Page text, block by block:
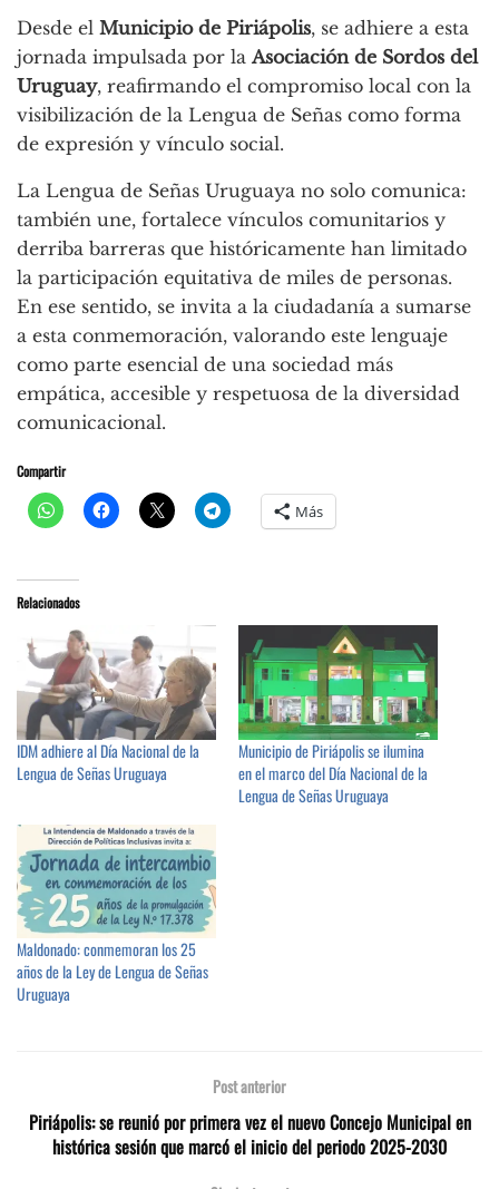
Desde el Municipio de Piriápolis, se adhiere a esta
jornada impulsada por la Asociación de Sordos del
Uruguay, reafirmando el compromiso local con la
visibilización de la Lengua de Señas como forma
de expresión y vínculo social.
La Lengua de Señas Uruguaya no solo comunica:
también une, fortalece vínculos comunitarios y
derriba barreras que históricamente han limitado
la participación equitativa de miles de personas.
En ese sentido, se invita a la ciudadanía a sumarse
a esta conmemoración, valorando este lenguaje
como parte esencial de una sociedad más
empática, accesible y respetuosa de la diversidad
comunicacional.
Compartir
Más
Relacionados
IDM adhiere al Día Nacional de la
Lengua de Señas Uruguaya
Municipio de Piriápolis se ilumina
en el marco del Día Nacional de la
Lengua de Señas Uruguaya
Maldonado: conmemoran los 25
años de la Ley de Lengua de Señas
Uruguaya
Post anterior
Piriápolis: se reunió por primera vez el nuevo Concejo Municipal en
histórica sesión que marcó el inicio del periodo 2025-2030